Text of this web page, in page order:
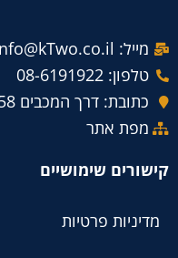
מייל: info@kTwo.co.il
טלפון: 08-6191922
כתובת: דרך המכבים 58 ראשון לציון, 7535998
מפת אתר
קישורים שימושיים
מדיניות פרטיות